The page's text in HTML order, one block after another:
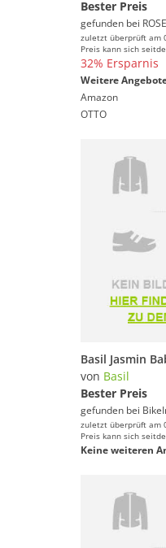
Bester Preis
gefunden bei
zuletzt überprüft am
Preis kann sich
32% Ersparnis
Weitere
Amazon
OTTO
von Basil
Bester Preis
gefunden bei
zuletzt überprüft am
Preis kann sich
Keine weiteren